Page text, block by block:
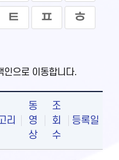
ㅌ ㅍ ㅎ
으로 이동합니다.
리
동
영
상
조
회
수
등록일